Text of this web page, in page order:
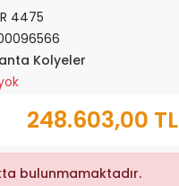
4475
Kolyeler
248.603,00 TL
bulunmamaktadır.